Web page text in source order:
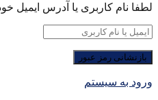
لطفا نام کاربری یا آدرس ایمیل
ورود به سیستم